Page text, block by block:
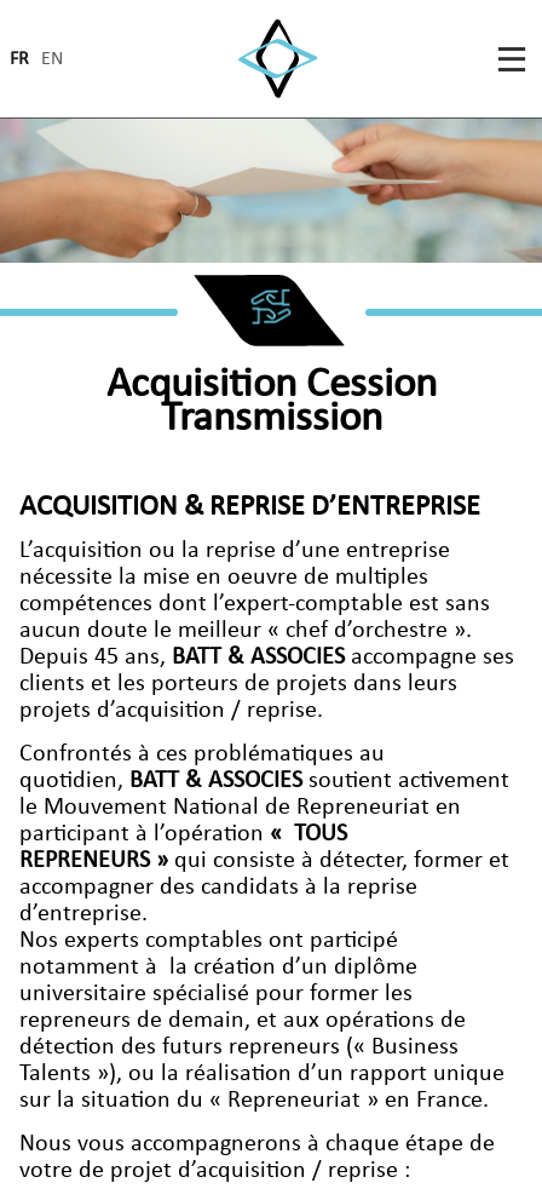
FR EN
Acquisition Cession
Transmission
ACQUISITION & REPRISE D’ENTREPRISE
L’acquisition ou la reprise d’une entreprise
nécessite la mise en oeuvre de multiples
compétences dont l’expert-comptable est sans
aucun doute le meilleur « chef d’orchestre ».
Depuis 45 ans, BATT & ASSOCIESaccompagne ses
clients et les porteurs de projets dans leurs
projets d’acquisition / reprise.
Confrontés à ces problématiques au
quotidien, BATT & ASSOCIESsoutient activement
le Mouvement National de Repreneuriat en
participant à l’opération « TOUS
REPRENEURS » qui consiste à détecter, former et
accompagner des candidats à la reprise
d’entreprise.
Nos experts comptables ont participé
notamment à la création d’un diplôme
universitaire spécialisé pour former les
repreneurs de demain, et aux opérations de
détection des futurs repreneurs (« Business
Talents »), ou la réalisation d’un rapport unique
sur la situation du « Repreneuriat » en France.
Nous vous accompagnerons à chaque étape de
votre de projet d’acquisition / reprise :